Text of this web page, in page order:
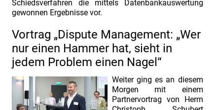
Schiedsverfahren die mittels Datenbankauswertung
gewonnen Ergebnisse vor.
Vortrag „Dispute Management: „Wer
nur einen Hammer hat, sieht in
jedem Problem einen Nagel“
Weiter ging es an diesem
Morgen mit einem
Partnervortrag von Herrn
geheimen
Botschaften
des
Körpers
und
Stimme“
INDUSTRIEFOKUS